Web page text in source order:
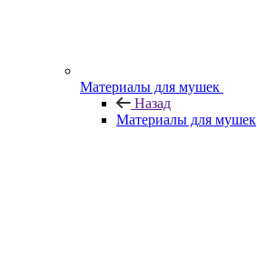
Материалы для мушек
Назад
Материалы для мушек